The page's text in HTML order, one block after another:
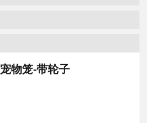
宠物笼-带轮子